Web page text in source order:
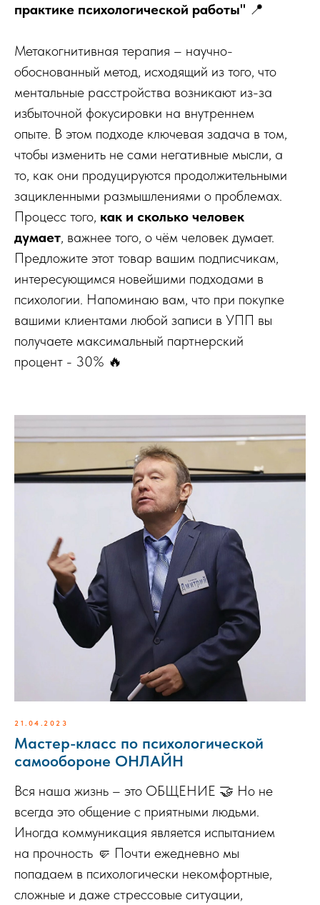
практике психологической работы" 📍
Метакогнитивная терапия – научно-
обоснованный метод, исходящий из того, что
ментальные расстройства возникают из-за
избыточной фокусировки на внутреннем
опыте. В этом подходе ключевая задача в том,
чтобы изменить не сами негативные мысли, а
то, как они продуцируются продолжительными
зацикленными размышлениями о проблемах.
Процесс того, как и сколько человек
думает, важнее того, о чём человек думает.
Предложите этот товар вашим подписчикам,
интересующимся новейшими подходами в
психологии. Напоминаю вам, что при покупке
вашими клиентами любой записи в УПП вы
получаете максимальный партнерский
процент - 30% 🔥
21.04.2023
Мастер-класс по психологической
самообороне ОНЛАЙН
Вся наша жизнь – это ОБЩЕНИЕ 🤝 Но не
всегда это общение с приятными людьми.
Иногда коммуникация является испытанием
на прочность 🤛 Почти ежедневно мы
попадаем в психологически некомфортные,
сложные и даже стрессовые ситуации,